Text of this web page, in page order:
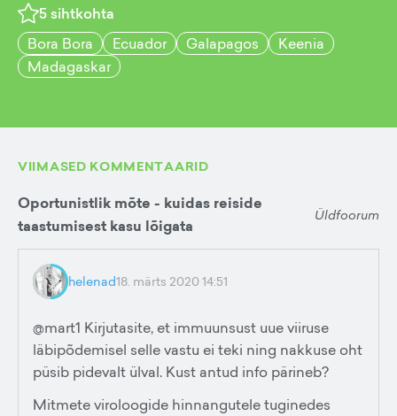
5 sihtkohta
Bora Bora
Ecuador Galapagos
Keenia
Madagaskar
VIIMASED KOMMENTAARID
Oportunistlik mõte - kuidas reiside
taastumisest kasu lõigata
Üldfoorum
helenad18. märts 2020 14:51
@mart1 Kirjutasite, et immuunsust uue viiruse
läbipõdemisel selle vastu ei teki ning nakkuse oht
püsib pidevalt ülval. Kust antud info pärineb?
Mitmete viroloogide hinnangutele tuginedes